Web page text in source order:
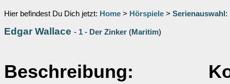
Hier befindest Du Dich jetzt: Home > Hörspiele > Serienauswahl :
Edgar Wallace - 1 - Der Zinker (Maritim)
Beschreibung: